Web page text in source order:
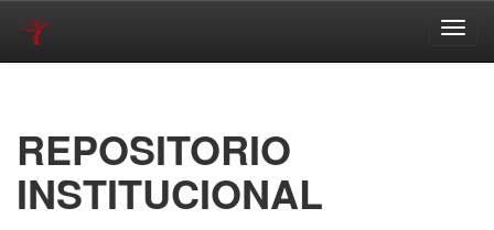
REPOSITORIO
INSTITUCIONAL